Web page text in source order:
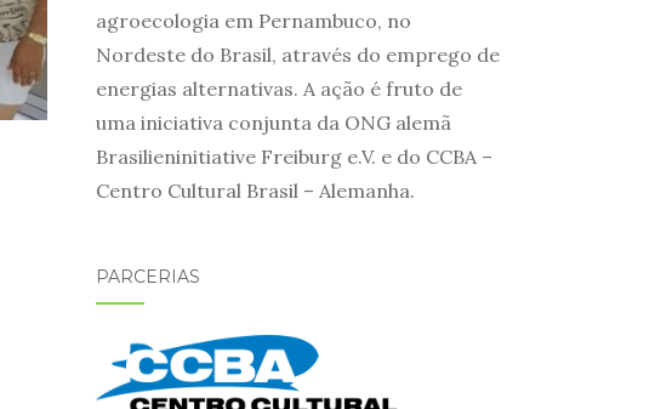
agroecologia em Pernambuco, no
Nordeste do Brasil, através do emprego de
energias alternativas. A ação é fruto de
uma iniciativa conjunta da ONG alemã
Brasilieninitiative Freiburg e.V. e do CCBA –
Centro Cultural Brasil – Alemanha.
PARCERIAS